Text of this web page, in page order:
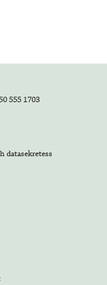
555 1703
datasekretess